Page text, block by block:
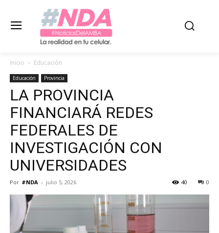
Inicio Educación
Educación Provincia
LA PROVINCIA
FINANCIARÁ REDES
FEDERALES DE
INVESTIGACIÓN CON
UNIVERSIDADES
Por #NDA - julio 5, 2026 0
40